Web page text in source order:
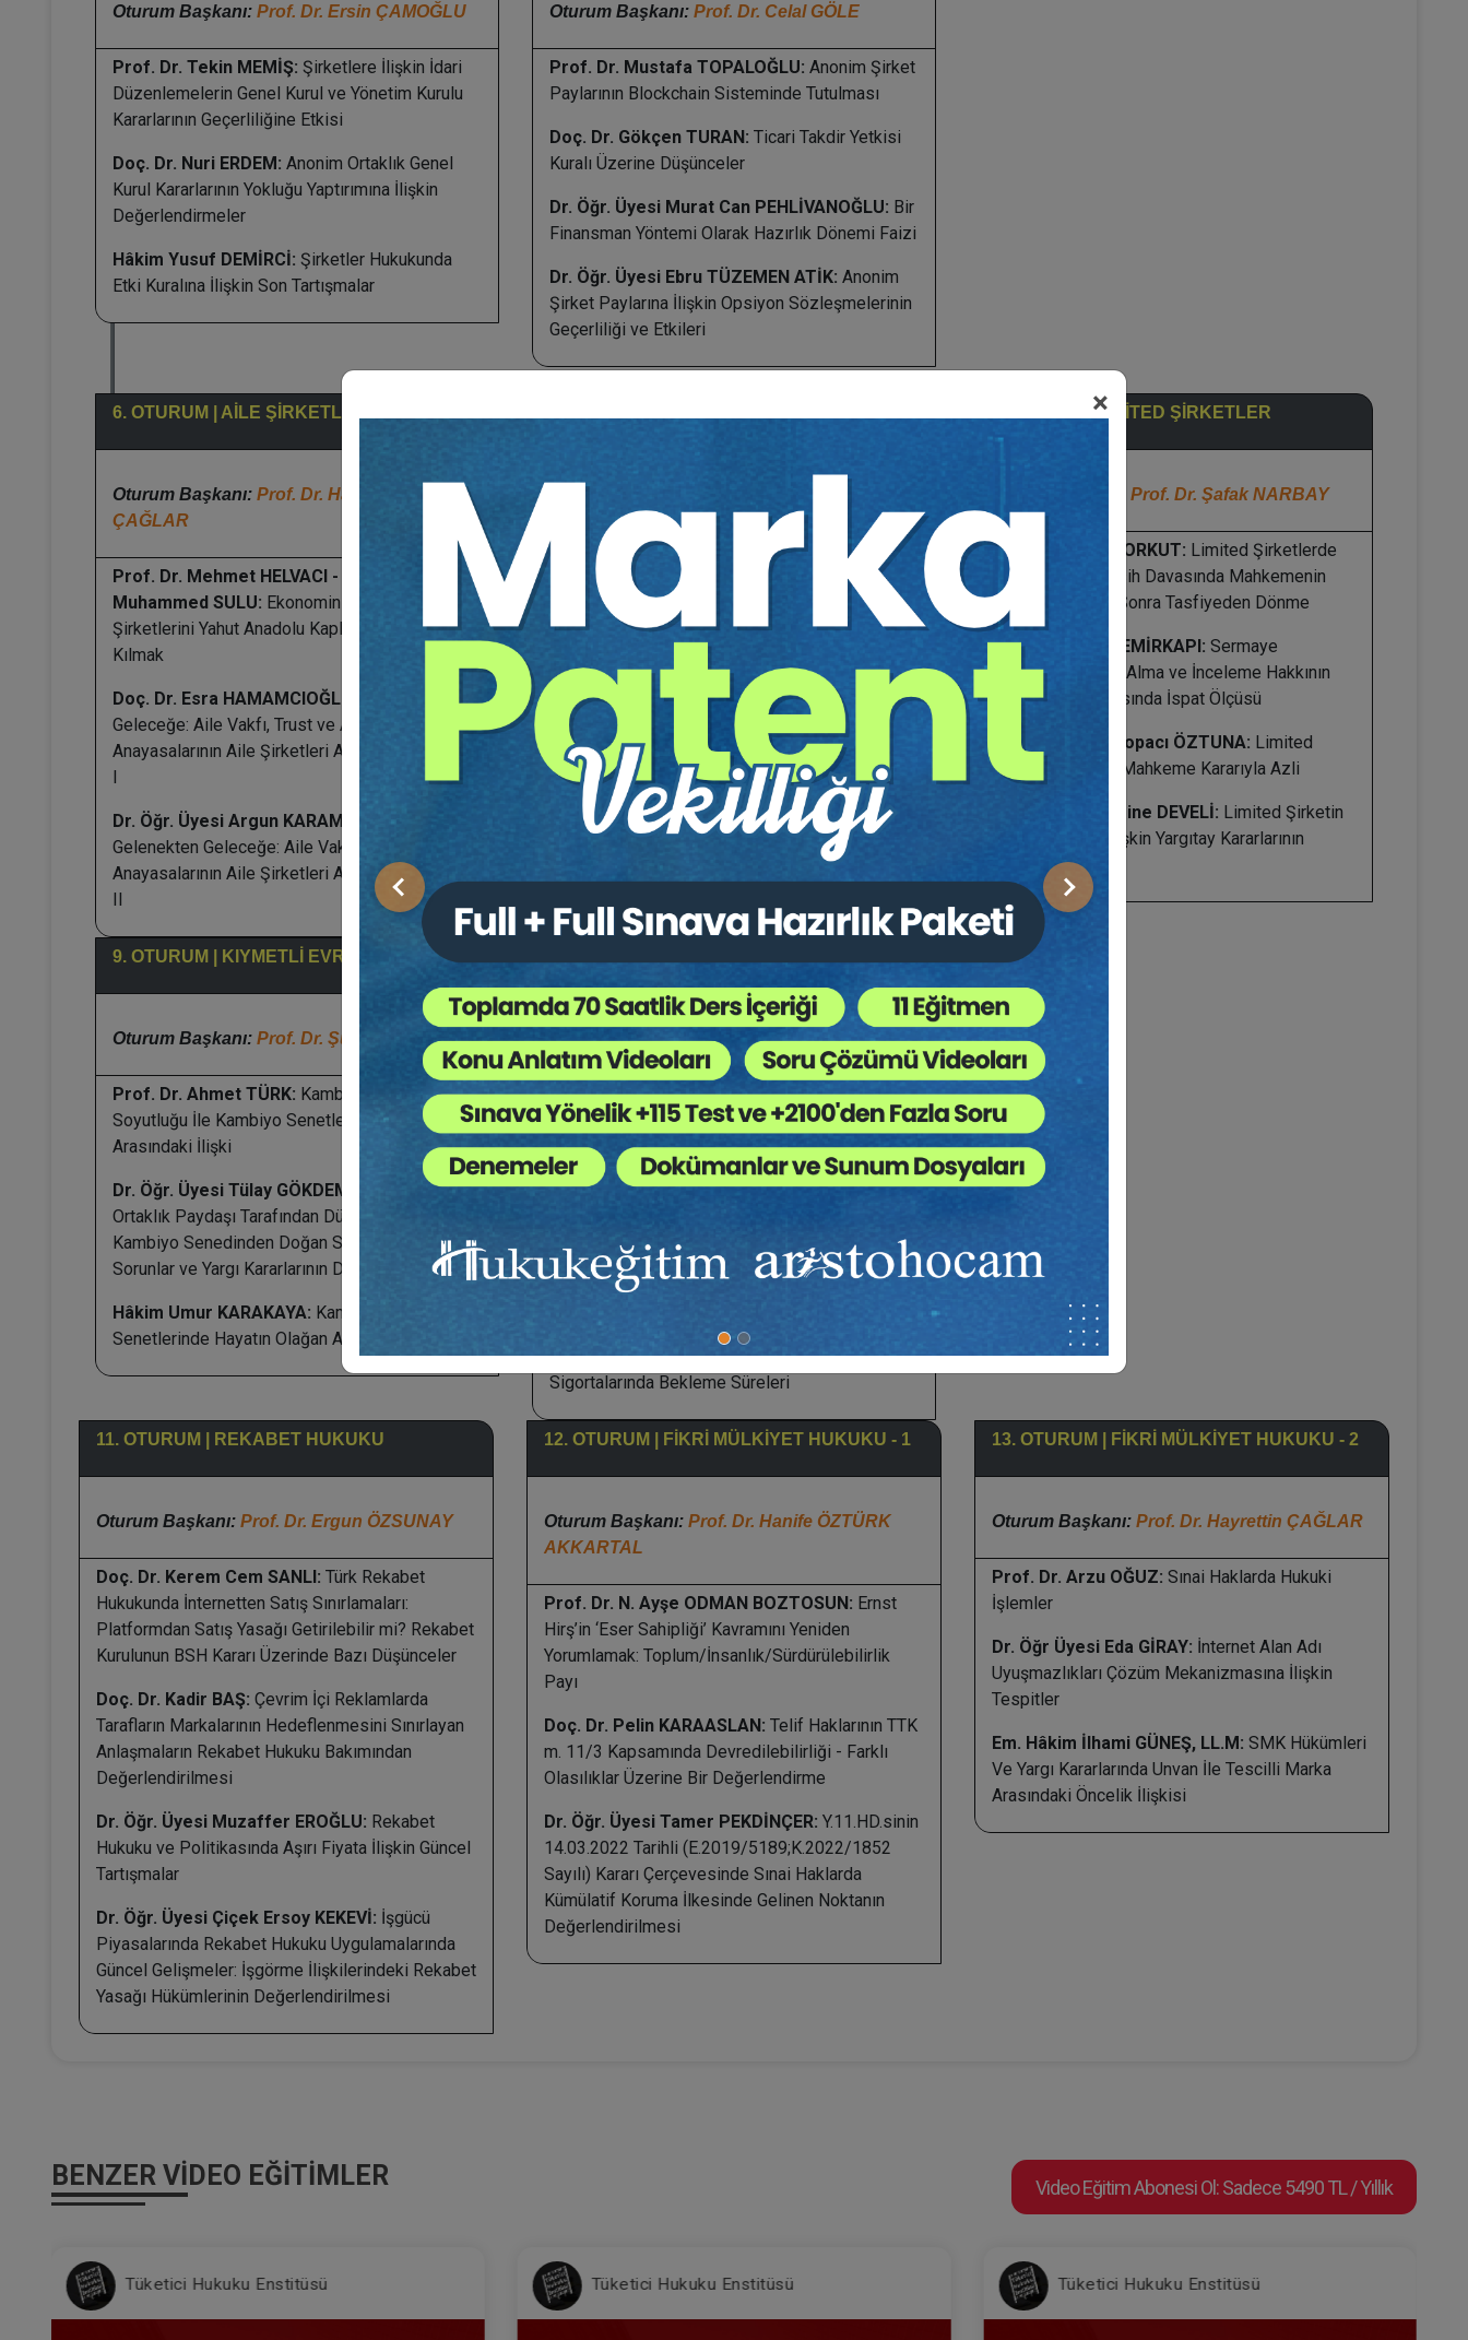
×
Önceki Sonraki
Oturum Başkanı: Prof. Dr. Ersin ÇAMOĞLU
Prof. Dr. Tekin MEMİŞ: Şirketlere İlişkin İdari
Düzenlemelerin Genel Kurul ve Yönetim Kurulu
Kararlarının Geçerliliğine Etkisi
Doç. Dr. Nuri ERDEM: Anonim Ortaklık Genel
Kurul Kararlarının Yokluğu Yaptırımına İlişkin
Değerlendirmeler
Hâkim Yusuf DEMİRCİ: Şirketler Hukukunda
Etki Kuralına İlişkin Son Tartışmalar
Oturum Başkanı: Prof. Dr. Celal GÖLE
Prof. Dr. Mustafa TOPALOĞLU: Anonim Şirket
Paylarının Blockchain Sisteminde Tutulması
Doç. Dr. Gökçen TURAN: Ticari Takdir Yetkisi
Kuralı Üzerine Düşünceler
Dr. Öğr. Üyesi Murat Can PEHLİVANOĞLU: Bir
Finansman Yöntemi Olarak Hazırlık Dönemi Faizi
Dr. Öğr. Üyesi Ebru TÜZEMEN ATİK: Anonim
Şirket Paylarına İlişkin Opsiyon Sözleşmelerinin
Geçerliliği ve Etkileri
6. OTURUM | AİLE ŞİRKETLERİ
Oturum Başkanı: Prof. Dr. Hayrettin
ÇAĞLAR
Prof. Dr. Mehmet HELVACI - Dr. Öğr. Üyesi
Muhammed SULU: Ekonominin Büyük Gücü Aile
Şirketlerini Yahut Anadolu Kaplanlarını Daim
Kılmak
Doç. Dr. Esra HAMAMCIOĞLU:
Geleceğe: Aile Vakfı, Trust ve Aile
Anayasalarının Aile Şirketleri Açısından Önemi –
I
Dr. Öğr. Üyesi Argun KARAMANLIOĞLU:
Gelenekten Geleceğe: Aile Vakfı, Trust ve Aile
Anayasalarının Aile Şirketleri Açısından Önemi –
II
Dr. Öğr. Üyesi Nesrin AKIN: Kurumsal Yönetim
ve CRD IV AB Direktifi Kapsamında Banka
Yönetim Kurulu ve Üst Düzey Yönetiminin
Dr. Öğr. Üyesi Fatih AYDOĞAN / Dr. Bahar
ŞİMŞEK:Sermaye Piyasası Hukukunda İlişkili
Taraf İşlemleri
8. OTURUM | LİMİTED ŞİRKETLER
Prof. Dr. Şafak NARBAY
Prof. Dr. Ömer KORKUT: Limited Şirketlerde
Haklı Sebeple Fesih Davasında Mahkemenin
Fesih Kararından Sonra Tasfiyeden Dönme
Prof. Dr. Ertan DEMİRKAPI: Sermaye
Şirketlerinde Bilgi Alma ve İnceleme Hakkının
Kullanılması Davasında İspat Ölçüsü
Prof. Dr. Birgül Sopacı ÖZTUNA: Limited
Şirkette Müdürün Mahkeme Kararıyla Azli
Dr. Öğr. Üyesi Emine DEVELİ: Limited Şirketin
Taraf Ehliyetine İlişkin Yargıtay Kararlarının
Değerlendirilmesi
9. OTURUM | KIYMETLİ EVRAK HUKUKU
Oturum Başkanı: Prof. Dr. Şükrü YILDIZ
Prof. Dr. Ahmet TÜRK: Kambiyo Senetlerinin
Soyutluğu İle Kambiyo Senetlerinde Defiler
Arasındaki İlişki
Dr. Öğr. Üyesi Tülay GÖKDEMİR TAMER:Adi
Ortaklık Paydaşı Tarafından Düzenlenen
Kambiyo Senedinden Doğan Sorumluluğa İlişkin
Sorunlar ve Yargı Kararlarının Değerlendirilmesi
Hâkim Umur KARAKAYA: Kambiyo
Senetlerinde Hayatın Olağan Akışına Aykırılık
Oturum Başkanı:Prof. Dr. Samim ÜNAN
Prof. Dr. Şaban KAYIHAN:Sigorta
Sözleşmesinde Sigorta Ettirenin Prim Ödeme
Borcunda Temerrüt ve Hukuki Sonuçları
Av. Dr. Ahmet KARAYAZGAN:Kredi
Dr. Öğr. Üyesi Abdussamet YILMAZ: Sigorta
Acentelerinin Denkleştirme Alacağında Özellik
Dr. Öğr. Üyesi Oğuz YOLAL:Özel Sağlık
Sigortalarında Bekleme Süreleri
11. OTURUM | REKABET HUKUKU
Oturum Başkanı: Prof. Dr. Ergun ÖZSUNAY
Doç. Dr. Kerem Cem SANLI: Türk Rekabet
Hukukunda İnternetten Satış Sınırlamaları:
Platformdan Satış Yasağı Getirilebilir mi? Rekabet
Kurulunun BSH Kararı Üzerinde Bazı Düşünceler
Doç. Dr. Kadir BAŞ: Çevrim İçi Reklamlarda
Tarafların Markalarının Hedeflenmesini Sınırlayan
Anlaşmaların Rekabet Hukuku Bakımından
Değerlendirilmesi
Dr. Öğr. Üyesi Muzaffer EROĞLU: Rekabet
Hukuku ve Politikasında Aşırı Fiyata İlişkin Güncel
Tartışmalar
Dr. Öğr. Üyesi Çiçek Ersoy KEKEVİ: İşgücü
Piyasalarında Rekabet Hukuku Uygulamalarında
Güncel Gelişmeler: İşgörme İlişkilerindeki Rekabet
Yasağı Hükümlerinin Değerlendirilmesi
12. OTURUM | FİKRİ MÜLKİYET HUKUKU - 1
Oturum Başkanı: Prof. Dr. Hanife ÖZTÜRK
AKKARTAL
Prof. Dr. N. Ayşe ODMAN BOZTOSUN: Ernst
Hirş’in ‘Eser Sahipliği’ Kavramını Yeniden
Yorumlamak: Toplum/İnsanlık/Sürdürülebilirlik
Payı
Doç. Dr. Pelin KARAASLAN: Telif Haklarının TTK
m. 11/3 Kapsamında Devredilebilirliği - Farklı
Olasılıklar Üzerine Bir Değerlendirme
Dr. Öğr. Üyesi Tamer PEKDİNÇER: Y.11.HD.sinin
14.03.2022 Tarihli (E.2019/5189;K.2022/1852
Sayılı) Kararı Çerçevesinde Sınai Haklarda
Kümülatif Koruma İlkesinde Gelinen Noktanın
Değerlendirilmesi
13. OTURUM | FİKRİ MÜLKİYET HUKUKU - 2
Oturum Başkanı: Prof. Dr. Hayrettin ÇAĞLAR
Prof. Dr. Arzu OĞUZ: Sınai Haklarda Hukuki
İşlemler
Dr. Öğr Üyesi Eda GİRAY: İnternet Alan Adı
Uyuşmazlıkları Çözüm Mekanizmasına İlişkin
Tespitler
Em. Hâkim İlhami GÜNEŞ, LL.M: SMK Hükümleri
Ve Yargı Kararlarında Unvan İle Tescilli Marka
Arasındaki Öncelik İlişkisi
BENZER VIDEO EĞITIMLER Video Eğitim Abonesi Ol: Sadece 5490 TL / Yıllık
Tüketici Hukuku Enstitüsü Tüketici Hukuku Enstitüsü Tüketici Hukuku Enstitüsü